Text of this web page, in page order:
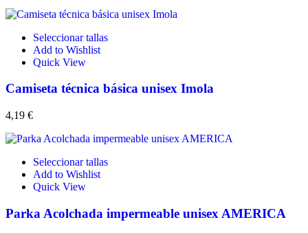
Seleccionar tallas
Add to Wishlist
Quick View
Camiseta técnica básica unisex Imola
4,19 €
Seleccionar tallas
Add to Wishlist
Quick View
Parka Acolchada impermeable unisex AMERICA